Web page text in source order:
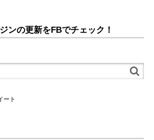
ンの更新をFBでチェック！
ート